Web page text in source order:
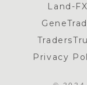
Land-FX
Privacy